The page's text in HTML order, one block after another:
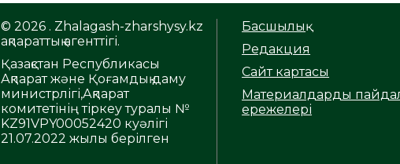
© 2026 . Zhalagash-zharshysy.kz
ақпараттық агенттігі.
Қазақстан Республикасы
Ақпарат және Қоғамдық даму
министрлігі,Ақпарат
комитетінің тіркеу туралы №
KZ91VPY00052420 куәлігі
21.07.2022 жылы берілген
Басшылық
Редакция
Сайт картасы
Материалдарды
ережелері